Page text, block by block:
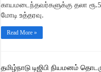
காயமடைந்தவர்களுக்கு தலா
மோடி உத்தரவு.
Read More »
தமிழ்நாடு டிஜிபி நியமனம்